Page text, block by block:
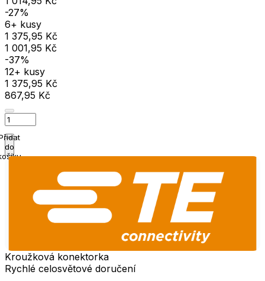
-27%
6+ kusy
1 375,95 Kč
1 001,95 Kč
-37%
12+ kusy
1 375,95 Kč
867,95 Kč
do
Kroužková konektorka
Rychlé celosvětové doručení